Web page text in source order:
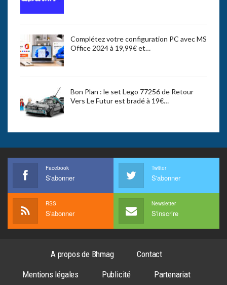
Complétez votre configuration PC avec MS
Office 2024 à 19,99€ et…
Bon Plan : le set Lego 77256 de Retour
Vers Le Futur est bradé à 19€…
Facebook
S'abonner
Twitter
S'abonner
RSS
S'abonner
Newsletter
S'inscrire
A propos de Bhmag
Contact
Mentions légales
Publicité Partenariat